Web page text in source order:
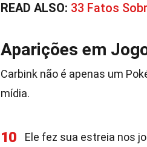
READ ALSO: 33 Fatos
Aparições em
Carbink não é apenas um
mídia.
10 Ele fez sua estreia nos